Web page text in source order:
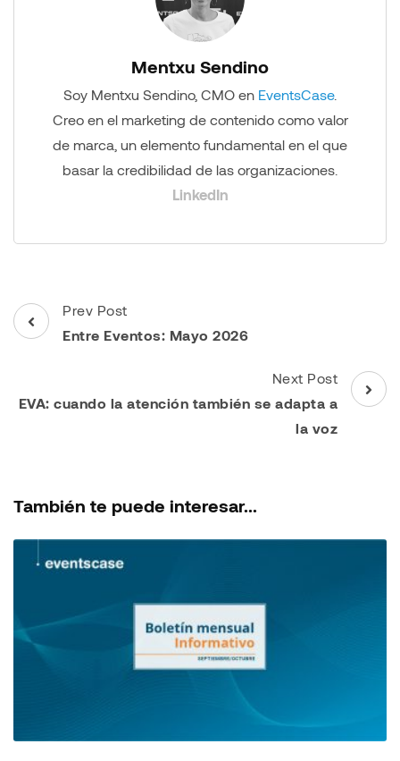
Mentxu Sendino
Soy Mentxu Sendino, CMO en EventsCase.
Creo en el marketing de contenido como valor
de marca, un elemento fundamental en el que
basar la credibilidad de las organizaciones.
LinkedIn
Post
Navigation
Prev Post
Entre Eventos: Mayo 2026
Next Post
EVA: cuando la atención también se adapta a
la voz
También te puede interesar...